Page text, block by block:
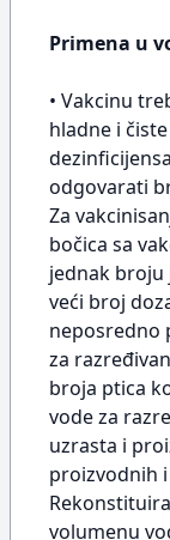
Primena u
• Vakcinu
hladne i
odgovarati
Za
bočica sa
jednak broju
veći broj
neposredno
za
broja ptica
vode za
uzrasta i
proizvodnih
volumenu